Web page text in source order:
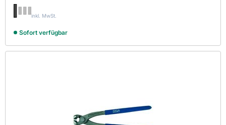
inkl. MwSt.
Sofort verfügbar